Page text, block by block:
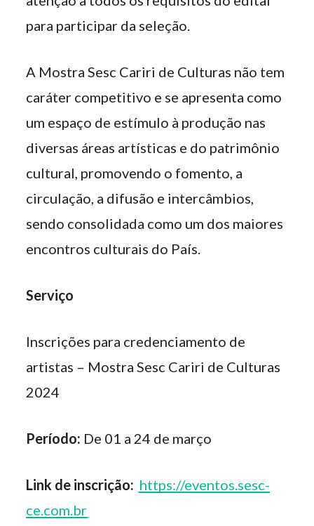
para participar da seleção.
A Mostra Sesc Cariri de Culturas não tem
caráter competitivo e se apresenta como
um espaço de estímulo à produção nas
diversas áreas artísticas e do patrimônio
cultural, promovendo o fomento, a
circulação, a difusão e intercâmbios,
sendo consolidada como um dos maiores
encontros culturais do País.
Serviço
Inscrições para credenciamento de
artistas – Mostra Sesc Cariri de Culturas
2024
Período: De 01 a 24 de março
Link de inscrição: https://eventos.sesc-
ce.com.br